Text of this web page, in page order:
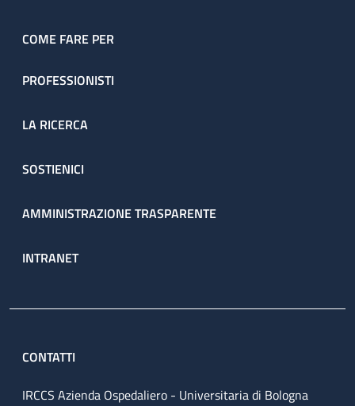
COME FARE PER
PROFESSIONISTI
LA RICERCA
SOSTIENICI
AMMINISTRAZIONE TRASPARENTE
INTRANET
CONTATTI
IRCCS Azienda Ospedaliero - Universitaria di Bologna